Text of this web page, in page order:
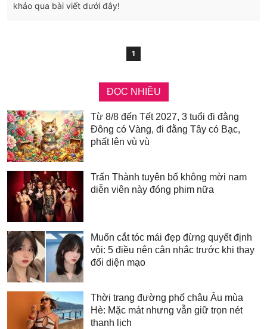
khảo qua bài viết dưới đây!
1
ĐỌC NHIỀU
Từ 8/8 đến Tết 2027, 3 tuổi đi đằng
Đông có Vàng, đi đằng Tây có Bạc,
phất lên vù vù
Trấn Thành tuyên bố không mời nam
diễn viên này đóng phim nữa
Muốn cắt tóc mái đẹp đừng quyết định
vội: 5 điều nên cân nhắc trước khi thay
đổi diện mạo
Thời trang đường phố châu Âu mùa
Hè: Mặc mát nhưng vẫn giữ trọn nét
thanh lịch